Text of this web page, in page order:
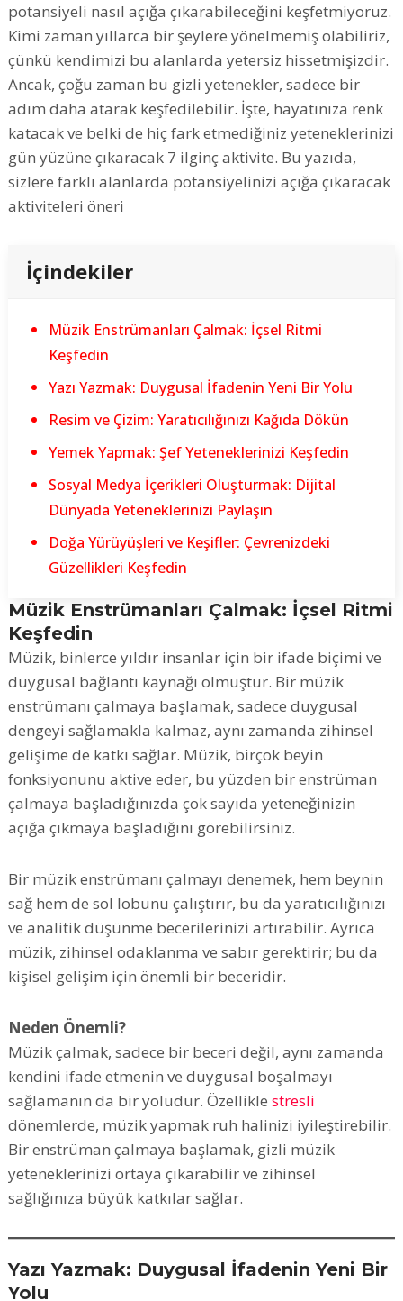
potansiyeli nasıl açığa çıkarabileceğini keşfetmiyoruz.
Kimi zaman yıllarca bir şeylere yönelmemiş olabiliriz,
çünkü kendimizi bu alanlarda yetersiz hissetmişizdir.
Ancak, çoğu zaman bu gizli yetenekler, sadece bir
adım daha atarak keşfedilebilir. İşte, hayatınıza renk
katacak ve belki de hiç fark etmediğiniz yeteneklerinizi
gün yüzüne çıkaracak 7 ilginç aktivite. Bu yazıda,
sizlere farklı alanlarda potansiyelinizi açığa çıkaracak
aktiviteleri öneri
İçindekiler
Müzik Enstrümanları Çalmak: İçsel Ritmi
Keşfedin
Yazı Yazmak: Duygusal İfadenin Yeni Bir Yolu
Resim ve Çizim: Yaratıcılığınızı Kağıda Dökün
Yemek Yapmak: Şef Yeteneklerinizi Keşfedin
Sosyal Medya İçerikleri Oluşturmak: Dijital
Dünyada Yeteneklerinizi Paylaşın
Doğa Yürüyüşleri ve Keşifler: Çevrenizdeki
Güzellikleri Keşfedin
Müzik Enstrümanları Çalmak: İçsel Ritmi
Keşfedin
Müzik, binlerce yıldır insanlar için bir ifade biçimi ve
duygusal bağlantı kaynağı olmuştur. Bir müzik
enstrümanı çalmaya başlamak, sadece duygusal
dengeyi sağlamakla kalmaz, aynı zamanda zihinsel
gelişime de katkı sağlar. Müzik, birçok beyin
fonksiyonunu aktive eder, bu yüzden bir enstrüman
çalmaya başladığınızda çok sayıda yeteneğinizin
açığa çıkmaya başladığını görebilirsiniz.
Bir müzik enstrümanı çalmayı denemek, hem beynin
sağ hem de sol lobunu çalıştırır, bu da yaratıcılığınızı
ve analitik düşünme becerilerinizi artırabilir. Ayrıca
müzik, zihinsel odaklanma ve sabır gerektirir; bu da
kişisel gelişim için önemli bir beceridir.
Neden Önemli?
Müzik çalmak, sadece bir beceri değil, aynı zamanda
kendini ifade etmenin ve duygusal boşalmayı
sağlamanın da bir yoludur. Özelliklestresli
dönemlerde, müzik yapmak ruh halinizi iyileştirebilir.
Bir enstrüman çalmaya başlamak, gizli müzik
yeteneklerinizi ortaya çıkarabilir ve zihinsel
sağlığınıza büyük katkılar sağlar.
Yazı Yazmak: Duygusal İfadenin Yeni Bir
Yolu